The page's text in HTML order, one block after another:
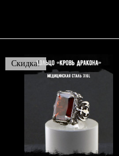
Скидка!